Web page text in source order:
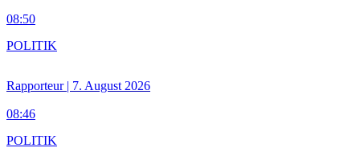
08:50
Rapporteur | 7. August 2026
08:46
POLITIK
POLITIK